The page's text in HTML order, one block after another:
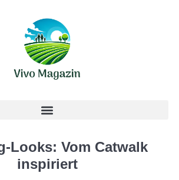
Looks: Vom Catwalk
inspiriert